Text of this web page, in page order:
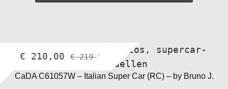
autos , supercar-
bouwmodellen
CaDA C61057W – Italian Super Car (RC) – by Bruno J.
€ 210,00 €219,95